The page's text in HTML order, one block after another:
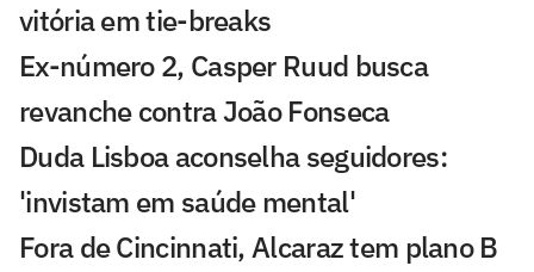
vitória em tie-breaks
Ex-número 2, Casper Ruud busca
revanche contra João Fonseca
Duda Lisboa aconselha seguidores:
'invistam em saúde mental'
Fora de Cincinnati, Alcaraz tem plano B